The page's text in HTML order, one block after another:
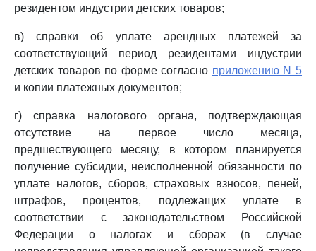
резидентом индустрии детских товаров;
в) справки об уплате арендных платежей за
соответствующий период резидентами индустрии
детских товаров по форме согласно приложению N 5
и копии платежных документов;
г) справка налогового органа, подтверждающая
отсутствие на первое число месяца,
предшествующего месяцу, в котором планируется
получение субсидии, неисполненной обязанности по
уплате налогов, сборов, страховых взносов, пеней,
штрафов, процентов, подлежащих уплате в
соответствии с законодательством Российской
Федерации о налогах и сборах (в случае